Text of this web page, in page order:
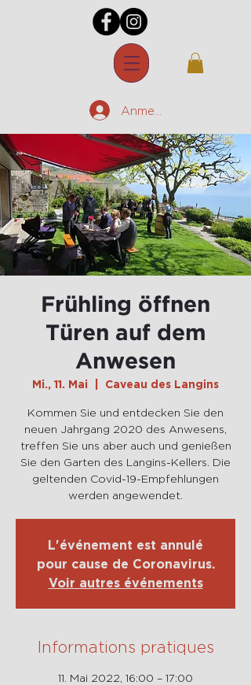
Anmelden
Frühling öffnen
Türen auf dem
Anwesen
Mi., 11. Mai Caveau des Langins
Kommen Sie und entdecken Sie den
neuen Jahrgang 2020 des Anwesens,
treffen Sie uns aber auch und genießen
Sie den Garten des Langins-Kellers. Die
geltenden Covid-19-Empfehlungen
werden angewendet.
L'événement est annulé
pour cause de Coronavirus.
Voir autres événements
Informations pratiques
11. Mai 2022, 16:00 – 17:00